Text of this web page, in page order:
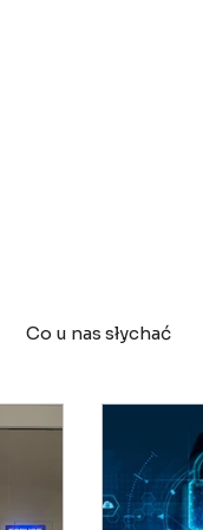
Co u nas słychać